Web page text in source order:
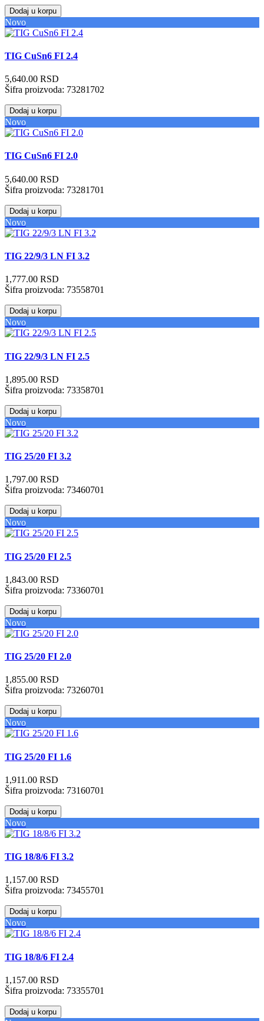
Dodaj u korpu
Novo
TIG CuSn6 FI 2.4
5,640.00 RSD
Šifra proizvoda: 73281702
Dodaj u korpu
Novo
TIG CuSn6 FI 2.0
5,640.00 RSD
Šifra proizvoda: 73281701
Dodaj u korpu
Novo
TIG 22/9/3 LN FI 3.2
1,777.00 RSD
Šifra proizvoda: 73558701
Dodaj u korpu
Novo
TIG 22/9/3 LN FI 2.5
1,895.00 RSD
Šifra proizvoda: 73358701
Dodaj u korpu
Novo
TIG 25/20 FI 3.2
1,797.00 RSD
Šifra proizvoda: 73460701
Dodaj u korpu
Novo
TIG 25/20 FI 2.5
1,843.00 RSD
Šifra proizvoda: 73360701
Dodaj u korpu
Novo
TIG 25/20 FI 2.0
1,855.00 RSD
Šifra proizvoda: 73260701
Dodaj u korpu
Novo
TIG 25/20 FI 1.6
1,911.00 RSD
Šifra proizvoda: 73160701
Dodaj u korpu
Novo
TIG 18/8/6 FI 3.2
1,157.00 RSD
Šifra proizvoda: 73455701
Dodaj u korpu
Novo
TIG 18/8/6 FI 2.4
1,157.00 RSD
Šifra proizvoda: 73355701
Dodaj u korpu